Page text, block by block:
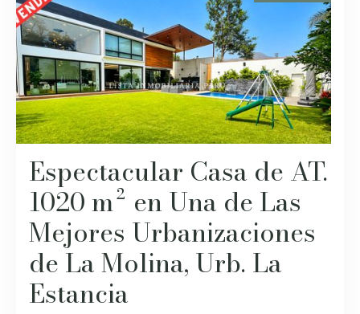
Espectacular Casa de AT.
1020 m² en Una de Las
Mejores Urbanizaciones
de La Molina, Urb. La
Estancia